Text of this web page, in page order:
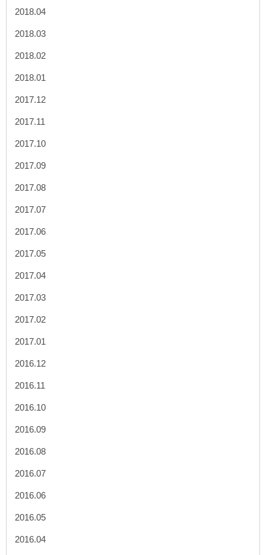
2018.04
2018.03
2018.02
2018.01
2017.12
2017.11
2017.10
2017.09
2017.08
2017.07
2017.06
2017.05
2017.04
2017.03
2017.02
2017.01
2016.12
2016.11
2016.10
2016.09
2016.08
2016.07
2016.06
2016.05
2016.04